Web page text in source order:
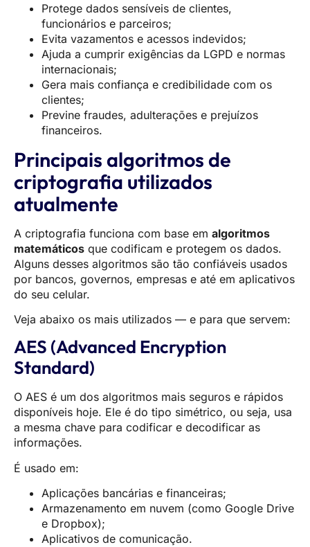
Protege dados sensíveis de clientes,
funcionários e parceiros;
Evita vazamentos e acessos indevidos;
Ajuda a cumprir exigências da LGPD e normas
internacionais;
Gera mais confiança e credibilidade com os
clientes;
Previne fraudes, adulterações e prejuízos
financeiros.
Principais algoritmos de
criptografia utilizados
atualmente
A criptografia funciona com base em algoritmos
matemáticos que codificam e protegem os dados.
Alguns desses algoritmos são tão confiáveis usados
por bancos, governos, empresas e até em aplicativos
do seu celular.
Veja abaixo os mais utilizados — e para que servem:
AES (Advanced Encryption
Standard)
O AES é um dos algoritmos mais seguros e rápidos
disponíveis hoje. Ele é do tipo simétrico, ou seja, usa
a mesma chave para codificar e decodificar as
informações.
É usado em:
Aplicações bancárias e financeiras;
Armazenamento em nuvem (como Google Drive
e Dropbox);
Aplicativos de comunicação.